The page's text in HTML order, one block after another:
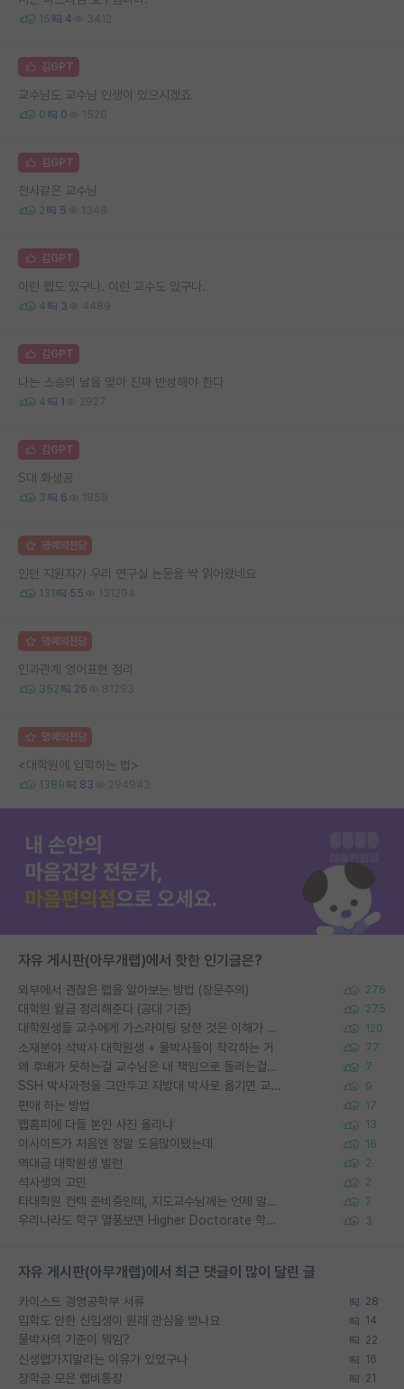
15 4 3412
김GPT
교수님도 교수님 인생이 있으시겠죠
0 0 1520
김GPT
천사같은 교수님
2 5 1348
김GPT
이런 랩도 있구나. 이런 교수도 있구나.
4 3 4489
김GPT
나는 스승의 날을 맞아 진짜 반성해야 한다
4 1 2927
김GPT
S대 화생공
3 6 1859
명예의전당
인턴 지원자가 우리 연구실 논문을 싹 읽어왔네요
131 55 131294
명예의전당
인과관계 영어표현 정리
352 26 81293
명예의전당
<대학원에 입학하는 법>
1389 83 294943
자유 게시판(아무개랩)에서 핫한 인기글은?
외부에서 괜찮은 랩을 알아보는 방법 (장문주의) 276
대학원 월급 정리해준다 (공대 기준) 275
대학원생들 교수에게 가스라이팅 당한 것은 이해가 갑니다. 안타깝네요. 120
소재분야 석박사 대학원생 + 물박사들이 착각하는 거 77
왜 후배가 못하는걸 교수님은 내 책임으로 돌리는걸까요? 7
SSH 박사과정을 그만두고 지방대 박사로 옮기면 교수의 꿈은 끝일까요? 9
편애 하는 방법 17
랩홈피에 다들 본인 사진 올리냐 13
이사이트가 처음엔 정말 도움많이됐는데 16
역대급 대학원생 빌런 2
석사생의 고민 2
타대학원 컨텍 준비중인데, 지도교수님께는 언제 말씀드려야 할까요? 2
우리나라도 학구 열풍보면 Higher Doctorate 학위가 필요하다고 봅니다. 3
자유 게시판(아무개랩)에서 최근 댓글이 많이 달린 글
카이스트 경영공학부 서류 28
입학도 안한 신입생이 원래 관심을 받나요 14
물박사의 기준이 뭐임? 22
신생랩가지말라는 이유가 있었구나 16
장학금 모은 랩비통장 21